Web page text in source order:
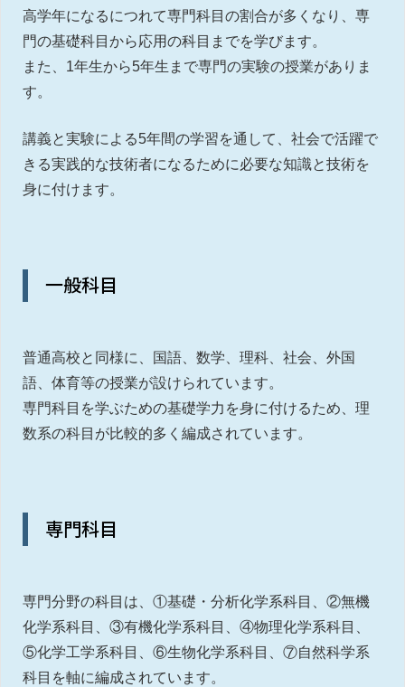
高学年になるにつれて専門科目の割合が多くなり、専
門の基礎科目から応用の科目までを学びます。
また、1年生から5年生まで専門の実験の授業がありま
す。
講義と実験による5年間の学習を通して、社会で活躍で
きる実践的な技術者になるために必要な知識と技術を
身に付けます。
一般科目
普通高校と同様に、国語、数学、理科、社会、外国
語、体育等の授業が設けられています。
専門科目を学ぶための基礎学力を身に付けるため、理
数系の科目が比較的多く編成されています。
専門科目
専門分野の科目は、①基礎・分析化学系科目、②無機
化学系科目、③有機化学系科目、④物理化学系科目、
⑤化学工学系科目、⑥生物化学系科目、⑦自然科学系
科目を軸に編成されています。